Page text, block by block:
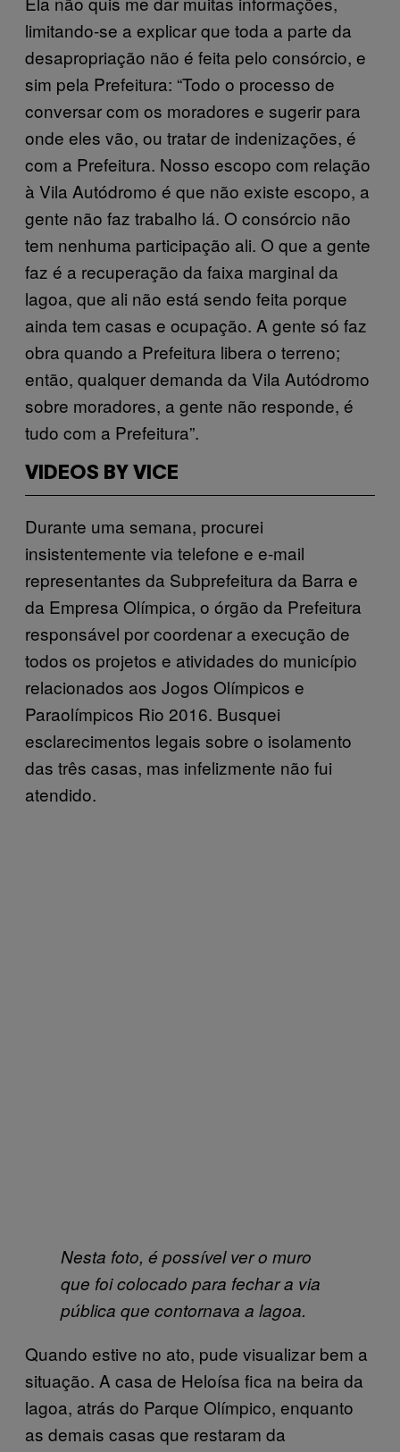
limitando-se a explicar que toda a parte da
desapropriação não é feita pelo consórcio, e
sim pela Prefeitura: “Todo o processo de
conversar com os moradores e sugerir para
onde eles vão, ou tratar de indenizações, é
com a Prefeitura. Nosso escopo com relação
à Vila Autódromo é que não existe escopo, a
gente não faz trabalho lá. O consórcio não
tem nenhuma participação ali. O que a gente
faz é a recuperação da faixa marginal da
lagoa, que ali não está sendo feita porque
ainda tem casas e ocupação. A gente só faz
obra quando a Prefeitura libera o terreno;
então, qualquer demanda da Vila Autódromo
sobre moradores, a gente não responde, é
tudo com a Prefeitura”.
VIDEOS BY VICE
Durante uma semana, procurei
insistentemente via telefone e e-mail
representantes da Subprefeitura da Barra e
da Empresa Olímpica, o órgão da Prefeitura
responsável por coordenar a execução de
todos os projetos e atividades do município
relacionados aos Jogos Olímpicos e
Paraolímpicos Rio 2016. Busquei
esclarecimentos legais sobre o isolamento
das três casas, mas infelizmente não fui
atendido.
Nesta foto, é possível ver o muro
que foi colocado para fechar a via
pública que contornava a lagoa.
Quando estive no ato, pude visualizar bem a
situação. A casa de Heloísa fica na beira da
lagoa, atrás do Parque Olímpico, enquanto
as demais casas que restaram da